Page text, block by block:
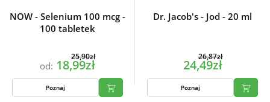
NOW - Selenium 100 mcg -
100 tabletek
od:
25,90zł
18,99zł
Poznaj
Dr. Jacob's - Jod - 20 ml
26,87zł
24,49zł
Poznaj